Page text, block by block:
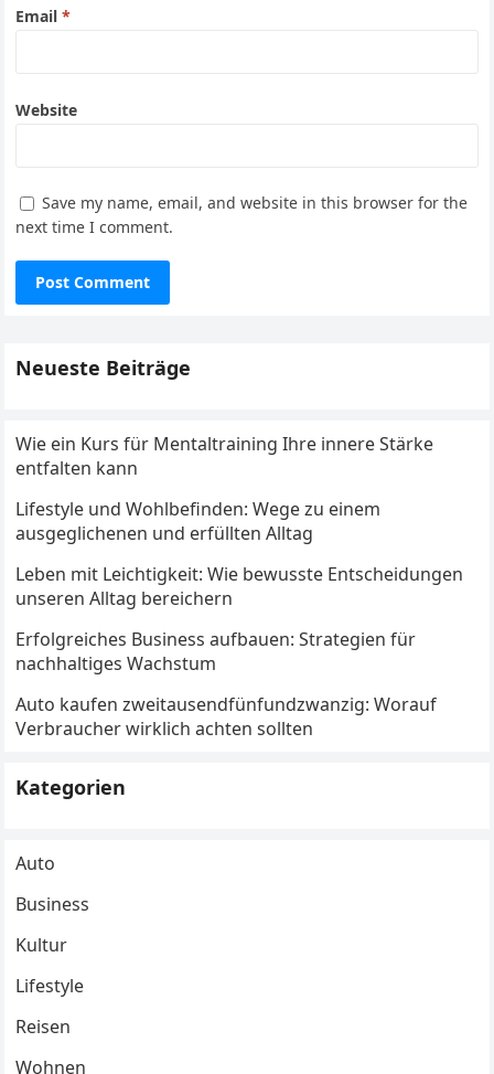
Email*
Website
Save my name, email, and website in this browser for the
next time I comment.
Neueste Beiträge
Wie ein Kurs für Mentaltraining Ihre innere Stärke
entfalten kann
Lifestyle und Wohlbefinden: Wege zu einem
ausgeglichenen und erfüllten Alltag
Leben mit Leichtigkeit: Wie bewusste Entscheidungen
unseren Alltag bereichern
Erfolgreiches Business aufbauen: Strategien für
nachhaltiges Wachstum
Auto kaufen zweitausendfünfundzwanzig: Worauf
Verbraucher wirklich achten sollten
Kategorien
Auto
Business
Kultur
Lifestyle
Reisen
Wohnen